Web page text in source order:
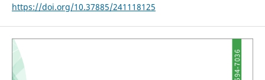
https://doi.org/10.37885/241118125